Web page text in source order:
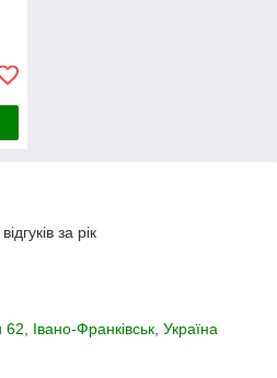
за рік
Івано-Франківськ, Україна